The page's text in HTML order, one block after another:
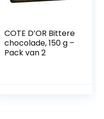
COTE D’OR Bittere
chocolade, 150 g –
Pack van 2